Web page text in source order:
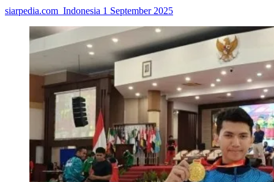
siarpedia.com_Indonesia 1 September 2025